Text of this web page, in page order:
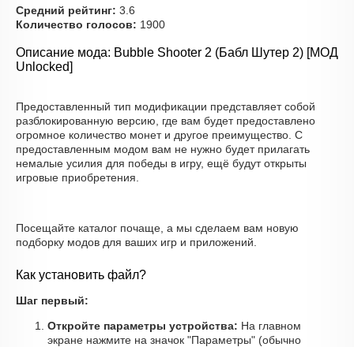
Средний рейтинг: 3.6
Количество голосов: 1900
Описание мода: Bubble Shooter 2 (Бабл Шутер 2) [МОД
Unlocked]
Предоставленный тип модификации представляет собой
разблокированную версию, где вам будет предоставлено
огромное количество монет и другое преимущество. С
предоставленным модом вам не нужно будет прилагать
немалые усилия для победы в игру, ещё будут открыты
игровые приобретения.
Посещайте каталог почаще, а мы сделаем вам новую
подборку модов для ваших игр и приложений.
Как установить файл?
Шаг первый:
Откройте параметры устройства: На главном
экране нажмите на значок "Параметры" (обычно